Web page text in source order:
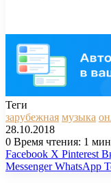
Теги
зарубежная музыка
28.10.2018
0 Время чтения: 1
Facebook X Pinterest
Messenger WhatsApp